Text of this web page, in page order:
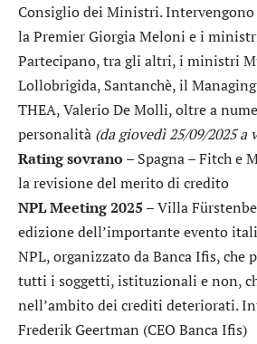
Consiglio dei Ministri. Intervengono
la Premier Giorgia Meloni e i
Partecipano, tra gli altri, i ministri
Lollobrigida, Santanchè, il
THEA, Valerio De Molli, oltre a
personalità (da giovedì 25/09/2025 a
Rating sovrano – Spagna – Fitch e
la revisione del merito di credito
NPL Meeting 2025 – Villa
edizione dell’importante evento
NPL, organizzato da Banca Ifis, che
tutti i soggetti, istituzionali e non,
nell’ambito dei crediti deteriorati.
Frederik Geertman (CEO Banca Ifis)